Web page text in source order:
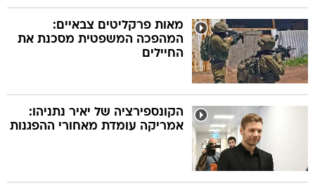
מאות פרקליטים צבאיים:
המהפכה המשפטית מסכנת את
החיילים
הקונספירציה של יאיר נתניהו:
אמריקה עומדת מאחורי ההפגנות